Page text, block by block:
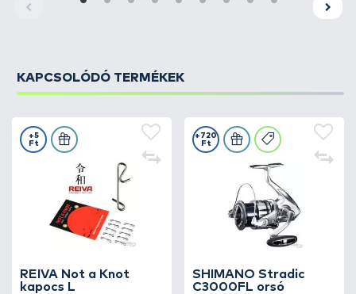
KAPCSOLÓDÓ TERMÉKEK
REIVA Not a Knot
kapocs L
+5
Ft
SHIMANO Stradic
C3000FL orsó
+720
Ft